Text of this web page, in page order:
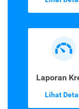
Laporan
Lihat